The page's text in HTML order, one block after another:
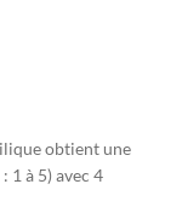
obtient une
1 à 5) avec 4